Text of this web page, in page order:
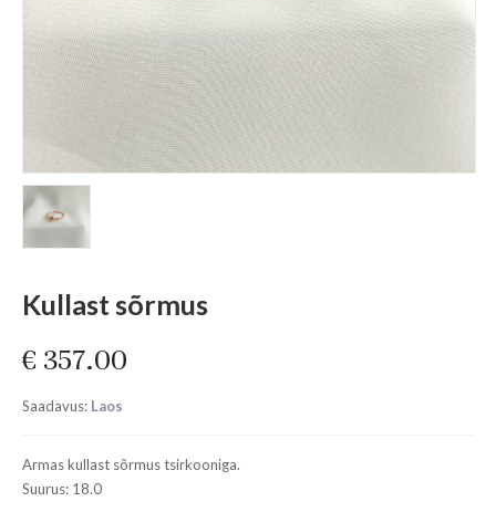
Kullast sõrmus
€ 357.00
Saadavus: Laos
Armas kullast sõrmus tsirkooniga.
Suurus: 18.0